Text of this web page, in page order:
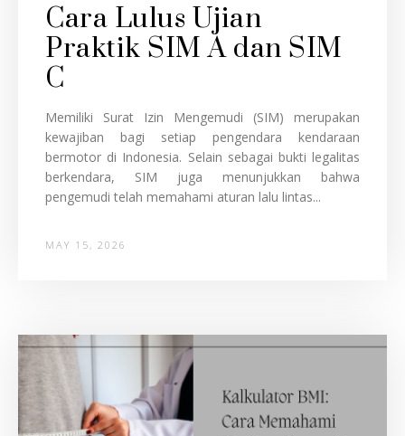
Cara Lulus Ujian
Praktik SIM A dan SIM
C
Memiliki Surat Izin Mengemudi (SIM) merupakan
kewajiban bagi setiap pengendara kendaraan
bermotor di Indonesia. Selain sebagai bukti legalitas
berkendara, SIM juga menunjukkan bahwa
pengemudi telah memahami aturan lalu lintas...
MAY 15, 2026